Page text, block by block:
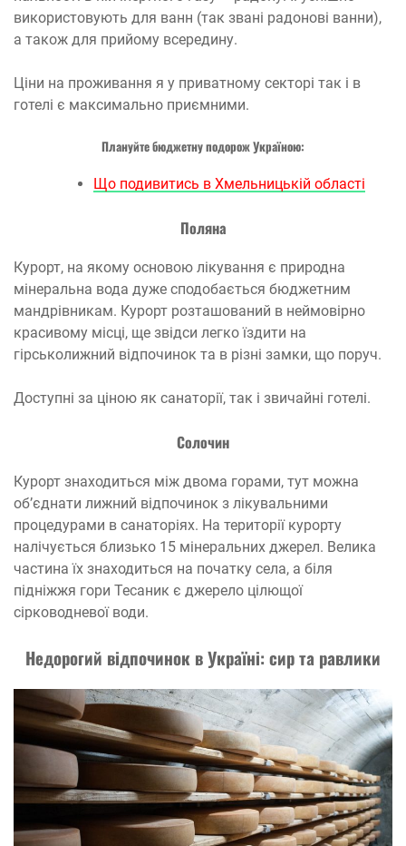
використовують для ванн (так звані радонові ванни),
а також для прийому всередину.
Ціни на проживання я у приватному секторі так і в
готелі є максимально приємними.
Плануйте бюджетну подорож Україною:
Що подивитись в Хмельницькій області
Поляна
Курорт, на якому основою лікування є природна
мінеральна вода дуже сподобається бюджетним
мандрівникам. Курорт розташований в неймовірно
красивому місці, ще звідси легко їздити на
гірськолижний відпочинок та в різні замки, що поруч.
Доступні за ціною як санаторії, так і звичайні готелі.
Солочин
Курорт знаходиться між двома горами, тут можна
об’єднати лижний відпочинок з лікувальними
процедурами в санаторіях. На території курорту
налічується близько 15 мінеральних джерел. Велика
частина їх знаходиться на початку села, а біля
підніжжя гори Тесаник є джерело цілющої
сірководневої води.
Недорогий відпочинок в Україні: сир та равлики